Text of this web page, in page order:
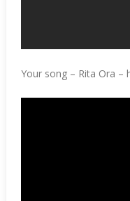
Your song – Rita Ora –